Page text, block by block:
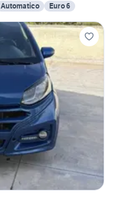
Automatico Euro 6